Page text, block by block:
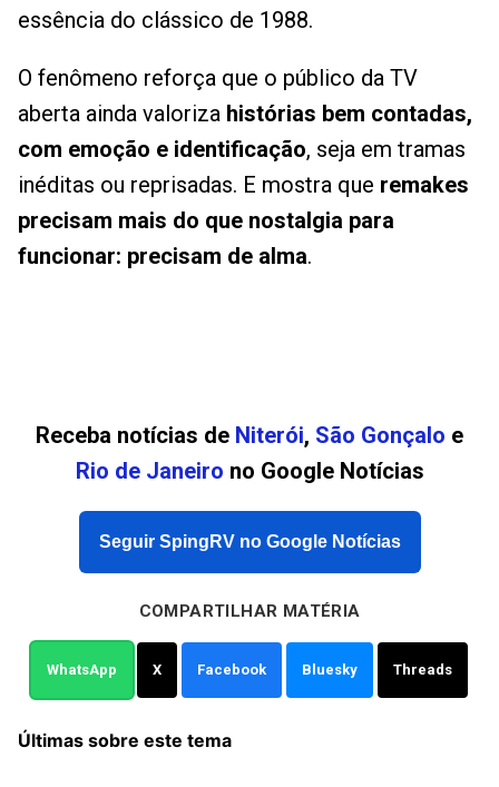
essência do clássico de 1988.
O fenômeno reforça que o público da TV
aberta ainda valoriza histórias bem contadas,
com emoção e identificação, seja em tramas
inéditas ou reprisadas. E mostra que remakes
precisam mais do que nostalgia para
funcionar: precisam de alma.
Receba notícias de Niterói, São Gonçalo e
Rio de Janeiro no Google Notícias
Seguir SpingRV no Google Notícias
COMPARTILHAR MATÉRIA
WhatsApp X Facebook Bluesky Threads
Últimas sobre este tema